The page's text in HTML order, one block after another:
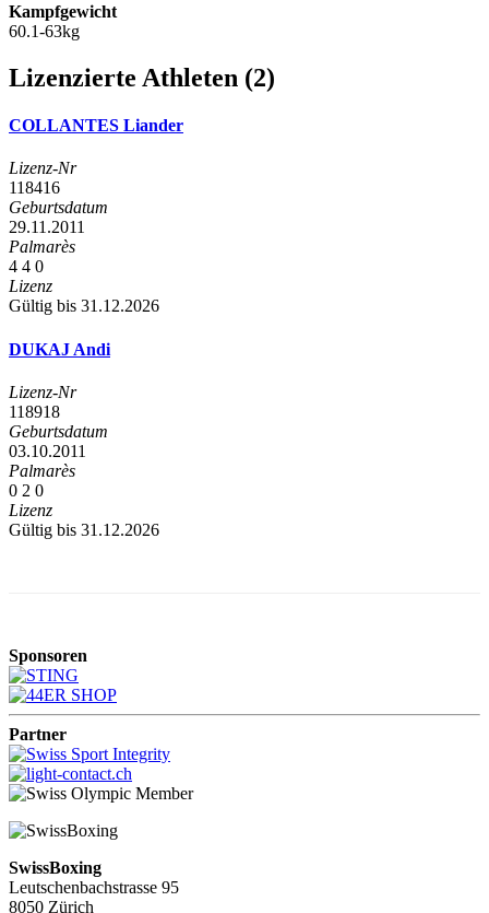
Kampfgewicht
60.1-63kg
Lizenzierte Athleten (2)
COLLANTES Liander
Lizenz-Nr
118416
Geburtsdatum
29.11.2011
Palmarès
4 4 0
Lizenz
Gültig bis 31.12.2026
DUKAJ Andi
Lizenz-Nr
118918
Geburtsdatum
03.10.2011
Palmarès
0 2 0
Lizenz
Gültig bis 31.12.2026
Sponsoren
Partner
SwissBoxing
Leutschenbachstrasse 95
8050 Zürich